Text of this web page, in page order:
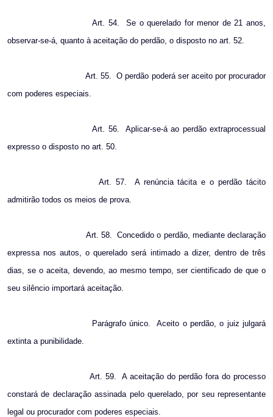
Art. 54.
Se o querelado for menor de 21 anos,
observar-se-á, quanto à aceitação do perdão, o disposto no art. 52.
Art. 55.
O perdão poderá ser aceito por procurador
com poderes especiais.
Art. 56.
Aplicar-se-á ao perdão extraprocessual
expresso o disposto no art. 50.
Art. 57.
A renúncia tácita e o perdão tácito
admitirão todos os meios de prova.
Art. 58.
Concedido o perdão, mediante declaração
expressa nos autos, o querelado será intimado a dizer, dentro de três
dias, se o aceita, devendo, ao mesmo tempo, ser cientificado de que o
seu silêncio importará aceitação.
Parágrafo único.
Aceito o perdão, o juiz julgará
extinta a punibilidade.
Art. 59.
A aceitação do perdão fora do processo
constará de declaração assinada pelo querelado, por seu representante
legal ou procurador com poderes especiais.